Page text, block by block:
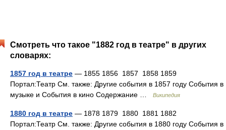
Смотреть что такое "1882 год в театре" в других
словарях:
1857 год в театре — 1855 1856 1857 1858 1859
Портал:Театр См. также: Другие события в 1857 году События в
музыке и События в кино Содержание …
Википедия
1880 год в театре — 1878 1879 1880 1881 1882
Портал:Театр См. также: Другие события в 1880 году События в